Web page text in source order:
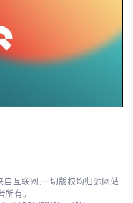
互联网,一切版权均归源网站
所有。